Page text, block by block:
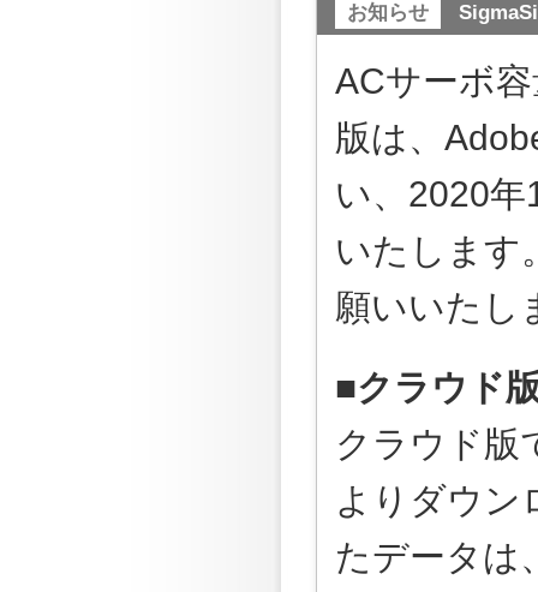
お知らせ
ACサーボ
版は、
い、2020
いたします
願いいたし
■クラウド
クラウド版
よりダウン
たデータは